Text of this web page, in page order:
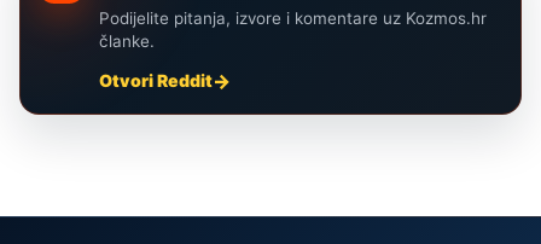
Podijelite pitanja, izvore i komentare uz Kozmos.hr
članke.
Otvori Reddit